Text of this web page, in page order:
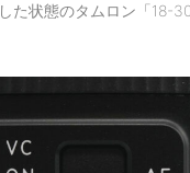
た状態のタムロン「18-